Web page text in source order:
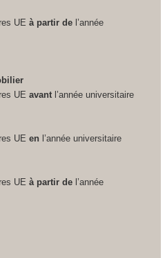
UE à partir de l’année
UE avantl’année universitaire
UE en l’année universitaire
UE à partir de l’année